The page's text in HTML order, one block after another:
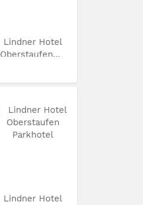
Lindner Hotel
Oberstaufen...
Lindner Hotel